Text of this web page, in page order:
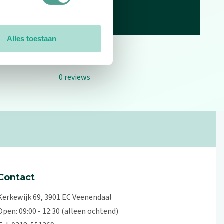
Alles toestaan
0 reviews
69, 3901 EC Veenendaal
09:00 - 12:30 (alleen ochtend)